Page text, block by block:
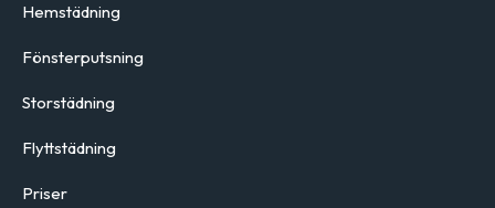
Hemstädning
Fönsterputsning
Storstädning
Flyttstädning
Priser